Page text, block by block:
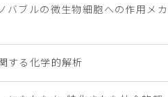
バブルの微生物細胞への作用メカ
する化学的解析